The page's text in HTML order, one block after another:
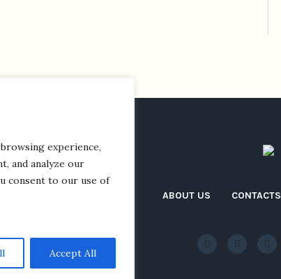
experience,
and analyze our
consent to our use of
Accept All
ABOUT US CONTACTS